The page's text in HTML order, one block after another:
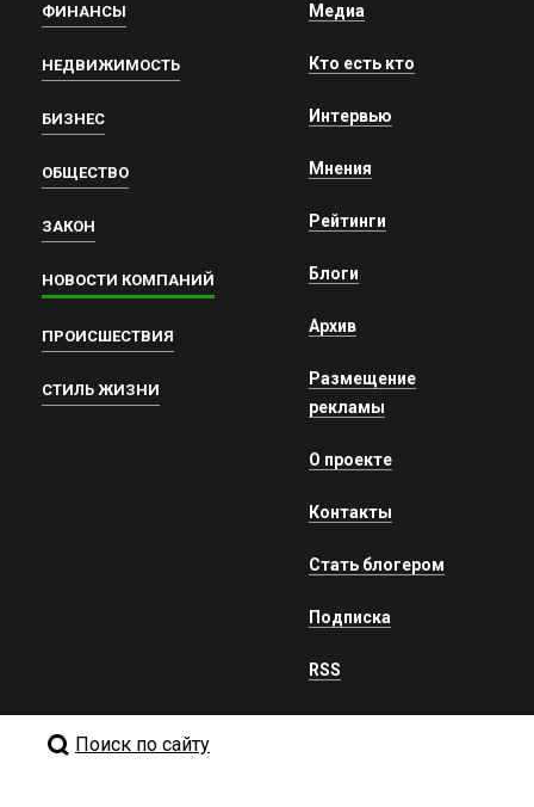
ФИНАНСЫ
НЕДВИЖИМОСТЬ
БИЗНЕС
ОБЩЕСТВО
ЗАКОН
НОВОСТИ КОМПАНИЙ
ПРОИСШЕСТВИЯ
СТИЛЬ ЖИЗНИ
Медиа
Кто есть кто
Интервью
Мнения
Рейтинги
Блоги
Архив
Размещение
рекламы
О проекте
Контакты
Стать блогером
Подписка
RSS
Поиск по сайту